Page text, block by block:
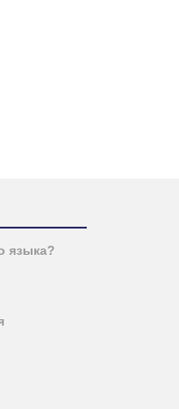
языка?